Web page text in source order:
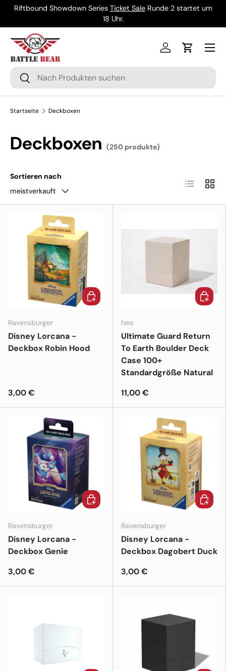
Riftbound Showdown Series Ticket SaleRunde 2 startet um
18 Uhr.
Suchen
Suchen
Einloggen
Menü
Startseite Deckboxen
Deckboxen (250 produkte)
Sortieren nach
meistverkauft
Ravensburger
Disney Lorcana -
Deckbox Robin Hood
3,00 €
In den Warenkorb
heo
Ultimate Guard Return
To Earth Boulder Deck
Case 100+
Standardgröße Natural
11,00 €
In den
Ravensburger
Disney Lorcana -
Deckbox Genie
3,00 €
In den Warenkorb
Ravensburger
Disney Lorcana -
Deckbox Dagobert Duck
3,00 €
In den